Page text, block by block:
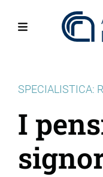
SPECIALISTICA:
I